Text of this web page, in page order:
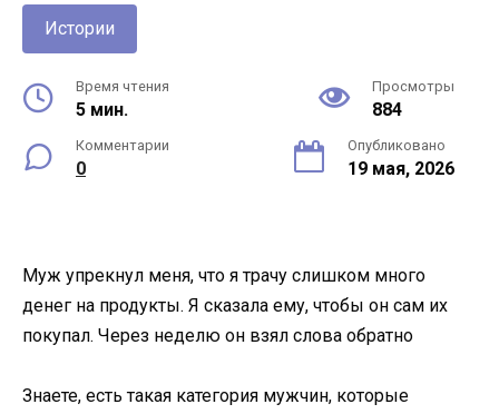
Истории
Время чтения
5 мин.
Просмотры
884
Комментарии
0
Опубликовано
19 мая, 2026
Муж упрекнул меня, что я трачу слишком много
денег на продукты. Я сказала ему, чтобы он сам их
покупал. Через неделю он взял слова обратно
Знаете, есть такая категория мужчин, которые